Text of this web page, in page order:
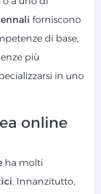
forniscono
di base,
più
in uno
online
ha molti
. Innanzitutto,